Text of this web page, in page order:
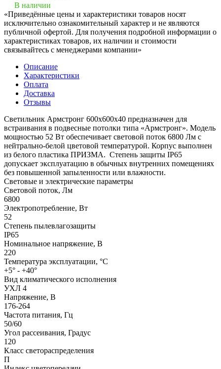
В наличии
«Приведённые цены и характеристики товаров носят
исключительно ознакомительный характер и не являются
публичной офертой. Для получения подробной информации о
характеристиках товаров, их наличии и стоимости
связывайтесь с менеджерами компании»
Описание
Характеристики
Оплата
Доставка
Отзывы
Светильник Армстронг 600х600х40 предназначен для
встраивания в подвесные потолки типа «Армстронг». Модель
мощностью 52 Вт обеспечивает световой поток 6800 Лм с
нейтрально-белой цветовой температурой. Корпус выполнен
из белого пластика ПРИЗМА. Степень защиты IP65
допускает эксплуатацию в обычных внутренних помещениях
без повышенной запыленности или влажности.
Световые и электрические параметры
Световой поток, Лм
6800
Электропотребление, Вт
52
Степень пылевлагозащиты
IP65
Номинальное напряжение, В
220
Температура эксплуатации, °C
+5° - +40°
Вид климатического исполнения
УХЛ 4
Напряжение, В
176-264
Частота питания, Гц
50/60
Угол рассеивания, Градус
120
Класс светораспределения
П